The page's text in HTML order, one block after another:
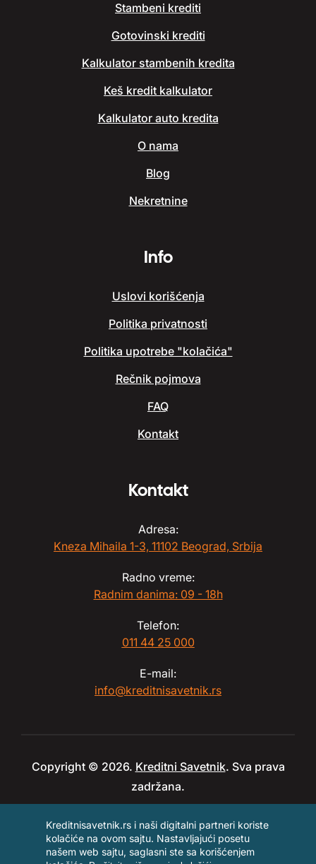
Stambeni krediti
Gotovinski krediti
Kalkulator stambenih kredita
Keš kredit kalkulator
Kalkulator auto kredita
O nama
Blog
Nekretnine
Info
Uslovi korišćenja
Politika privatnosti
Politika upotrebe "kolačića"
Rečnik pojmova
FAQ
Kontakt
Kontakt
Adresa:
Kneza Mihaila 1-3, 11102 Beograd, Srbija
Radno vreme:
Radnim danima: 09 - 18h
Telefon:
011 44 25 000
E-mail:
info@kreditnisavetnik.rs
Copyright © 2026. Kreditni Savetnik. Sva prava
zadržana.
Kreditnisavetnik.rs i naši digitalni partneri koriste
kolačiće na ovom sajtu. Nastavljajući posetu
našem web sajtu, saglasni ste sa korišćenjem